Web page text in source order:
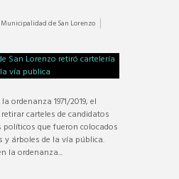
Municipalidad de San Lorenzo
ordenanza 1971/2019, el
carteles de candidatos
que fueron colocados
árboles de la vía pública.
la ordenanza...